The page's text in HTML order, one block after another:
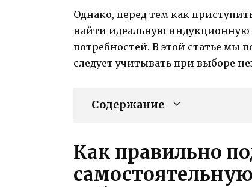
Однако, перед тем как
найти идеальную индукционную
потребностей. В этой статье мы
следует учитывать при выборе
Содержание
Как правильно